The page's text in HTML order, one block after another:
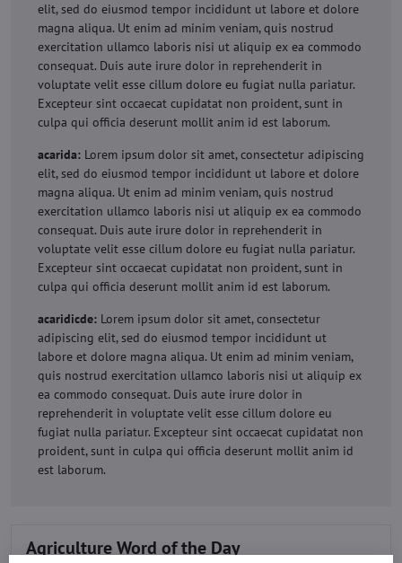
elit, sed do eiusmod tempor incididunt ut labore et dolore
magna aliqua. Ut enim ad minim veniam, quis nostrud
exercitation ullamco laboris nisi ut aliquip ex ea commodo
consequat. Duis aute irure dolor in reprehenderit in
voluptate velit esse cillum dolore eu fugiat nulla pariatur.
Excepteur sint occaecat cupidatat non proident, sunt in
culpa qui officia deserunt mollit anim id est laborum.
acarida: Lorem ipsum dolor sit amet, consectetur adipiscing
elit, sed do eiusmod tempor incididunt ut labore et dolore
magna aliqua. Ut enim ad minim veniam, quis nostrud
exercitation ullamco laboris nisi ut aliquip ex ea commodo
consequat. Duis aute irure dolor in reprehenderit in
voluptate velit esse cillum dolore eu fugiat nulla pariatur.
Excepteur sint occaecat cupidatat non proident, sunt in
culpa qui officia deserunt mollit anim id est laborum.
acaridicde: Lorem ipsum dolor sit amet, consectetur
adipiscing elit, sed do eiusmod tempor incididunt ut
labore et dolore magna aliqua. Ut enim ad minim veniam,
quis nostrud exercitation ullamco laboris nisi ut aliquip ex
ea commodo consequat. Duis aute irure dolor in
reprehenderit in voluptate velit esse cillum dolore eu
fugiat nulla pariatur. Excepteur sint occaecat cupidatat non
proident, sunt in culpa qui officia deserunt mollit anim id
est laborum.
Agriculture Word of the Day